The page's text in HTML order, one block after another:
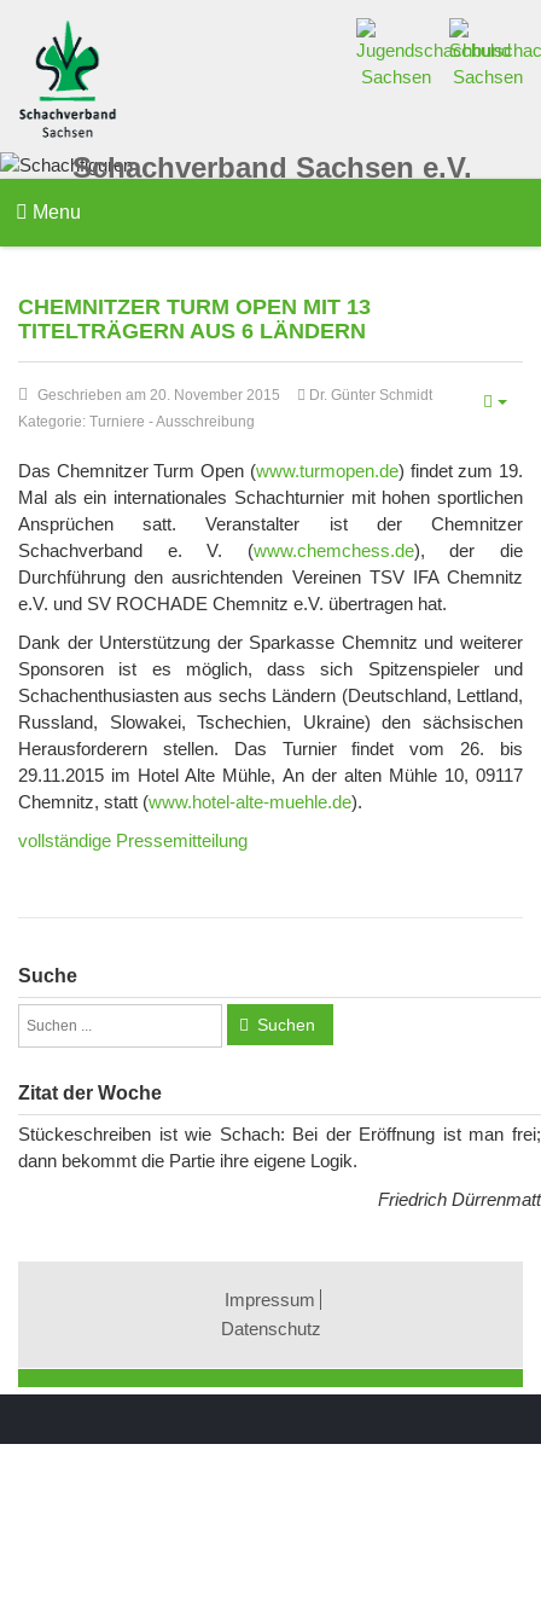
Schachverband Sachsen e.V.
Menu
CHEMNITZER TURM OPEN MIT 13
TITELTRÄGERN AUS 6 LÄNDERN
Geschrieben am 20. November 2015
Dr. Günter Schmidt
Kategorie: Turniere -Ausschreibung
Das Chemnitzer Turm Open (www.turmopen.de) findet zum 19.
Mal als ein internationales Schachturnier mit hohen sportlichen
Ansprüchen satt. Veranstalter ist der Chemnitzer
Schachverband e. V. (www.chemchess.de), der die
Durchführung den ausrichtenden Vereinen TSV IFA Chemnitz
e.V. und SV ROCHADE Chemnitz e.V. übertragen hat.
Dank der Unterstützung der Sparkasse Chemnitz und weiterer
Sponsoren ist es möglich, dass sich Spitzenspieler und
Schachenthusiasten aus sechs Ländern (Deutschland, Lettland,
Russland, Slowakei, Tschechien, Ukraine) den sächsischen
Herausforderern stellen. Das Turnier findet vom 26. bis
29.11.2015 im Hotel Alte Mühle, An der alten Mühle 10, 09117
Chemnitz, statt (www.hotel-alte-muehle.de).
vollständige Pressemitteilung
Suche
Suchen
Zitat der Woche
Stückeschreiben ist wie Schach: Bei der Eröffnung ist man frei;
dann bekommt die Partie ihre eigene Logik.
Friedrich Dürrenmatt
Impressum
Datenschutz